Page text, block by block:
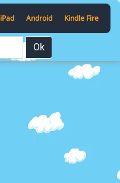
iPad Android Kindle Fire
Ok